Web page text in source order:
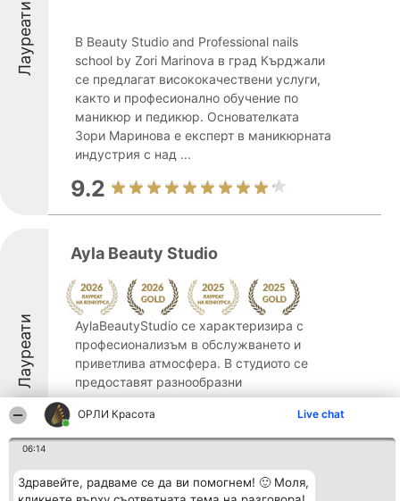
ОРЛИ Красота Live chat
06:14
Здравейте, радваме се да ви помогнем! 🙂 Моля,
Лауреати
В Beauty Studio and Professional nails
school by Zori Marinova в град Кърджали
се предлагат висококачествени услуги,
както и професионално обучение по
маникюр и педикюр. Основателката
Зори Маринова е експерт в маникюрната
индустрия с над ...
9.2
Лауреати
Ayla Beauty Studio
AylaBeautyStudio се характеризира с
професионализъм в обслужването и
приветлива атмосфера. В студиото се
предоставят разнообразни
висококачествени естетични процедури
и продукти, които дават трайни и видими
резултати. Всеки клиентски визит ...
9.8